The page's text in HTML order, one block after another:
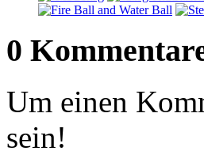
0
Um einen
sein!